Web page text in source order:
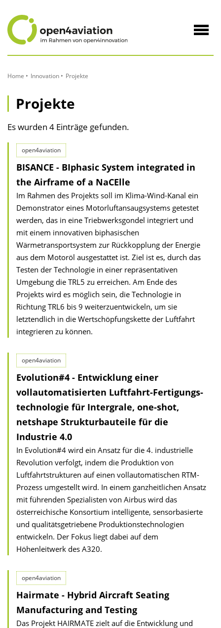
Inhalt
Home Innovation Projekte
Projekte
Es wurden 4 Einträge gefunden.
open4aviation
BISANCE - BIphasic System integrated in
the Airframe of a NaCElle
Im Rahmen des Projekts soll im Klima-Wind-Kanal ein
Demonstrator eines Motorluftansaugsystems getestet
werden, das in eine Triebwerksgondel integriert und
mit einem innovativen biphasischen
Wärmetransportsystem zur Rückkopplung der Energie
aus dem Motoröl ausgestattet ist. Ziel ist es, durch das
Testen der Technologie in einer repräsentativen
Umgebung die TRL5 zu erreichen. Am Ende des
Projekts wird es möglich sein, die Technologie in
Richtung TRL6 bis 9 weiterzuentwickeln, um sie
letztendlich in die Wertschöpfungskette der Luftfahrt
integrieren zu können.
open4aviation
Evolution#4 - Entwicklung einer
vollautomatisierten Luftfahrt-Fertigungs­
technologie für Intergrale, one-shot,
netshape Strukturbauteile für die
Industrie 4.0
In Evolution#4 wird ein Ansatz für die 4. industrielle
Revolution verfolgt, indem die Produktion von
Luftfahrtstrukturen auf einen vollautomatischen RTM-
Prozess umgestellt wird. In einem ganzheitlichen Ansatz
mit führenden Spezialisten von Airbus wird das
österreichische Konsortium intelligente, sensorbasierte
und qualitätsgetriebene Produktionstechnologien
entwickeln. Der Fokus liegt dabei auf dem
Höhenleitwerk des A320.
open4aviation
Hairmate - Hybrid Aircraft Seating
Manufacturing and Testing
Das Projekt HAIRMATE zielt auf die Entwicklung und